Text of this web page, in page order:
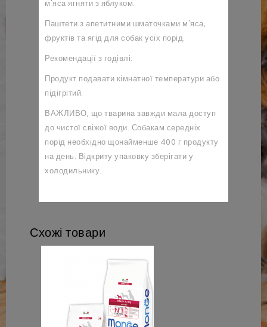
м'яса ягняти з яблуком.
Паштети з апетитними шматочками м'яса,
фруктів та ягід для собак усіх порід.
Рекомендації з годівлі:
Продукт подавати кімнатної температури або
підігрітий.
ВАЖЛИВО, що тварина завжди мала доступ
до чистої свіжої води. Собакам середніх
порід необхідно щонайменше 400 г продукту
на день. Відкриту упаковку зберігати у
холодильнику.
Схожі товари